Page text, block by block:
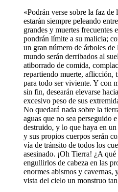
«Podrán verse sobre la faz de
estarán siempre peleando
grandes y muertes frecuentes
pondrán límite a su malicia;
un gran número de árboles de
mundo serán derribados al
atiborrado de comida,
repartiendo muerte, aflicción,
para todo ser viviente. Y con
sin fin, desearán elevarse
excesivo peso de sus
No quedará nada sobre la
aguas que no sea perseguido
destruido, y lo que haya en
y sus propios cuerpos serán
vía de tránsito de todos los
asesinado. ¡Oh Tierra! ¿A
engullirlos de cabeza en las
enormes abismos y cavernas,
vista del cielo un monstruo